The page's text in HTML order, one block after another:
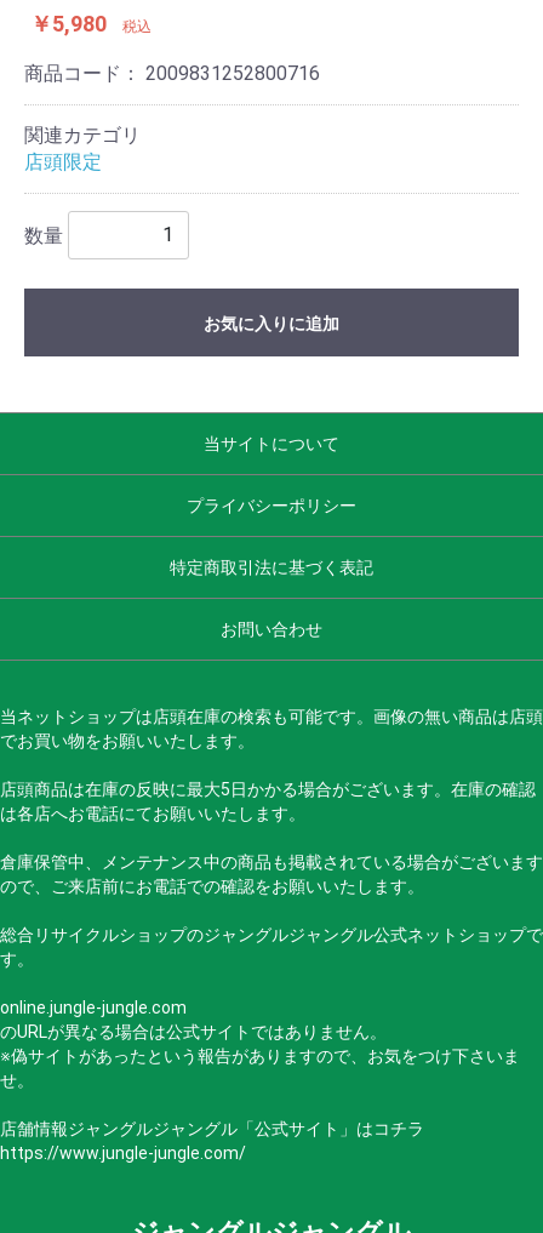
￥5,980 税込
商品コード： 2009831252800716
関連カテゴリ
店頭限定
数量
お気に入りに追加
当サイトについて
プライバシーポリシー
特定商取引法に基づく表記
お問い合わせ
当ネットショップは店頭在庫の検索も可能です。画像の無い商品は店頭
でお買い物をお願いいたします。
店頭商品は在庫の反映に最大5日かかる場合がございます。在庫の確認
は各店へお電話にてお願いいたします。
倉庫保管中、メンテナンス中の商品も掲載されている場合がございます
ので、ご来店前にお電話での確認をお願いいたします。
総合リサイクルショップのジャングルジャングル公式ネットショップで
す。
online.jungle-jungle.com
のURLが異なる場合は公式サイトではありません。
※偽サイトがあったという報告がありますので、お気をつけ下さいま
せ。
店舗情報ジャングルジャングル「公式サイト」はコチラ
https://www.jungle-jungle.com/